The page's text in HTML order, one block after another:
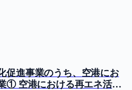
促進事業のうち、空港にお
① 空港における再エネ活用